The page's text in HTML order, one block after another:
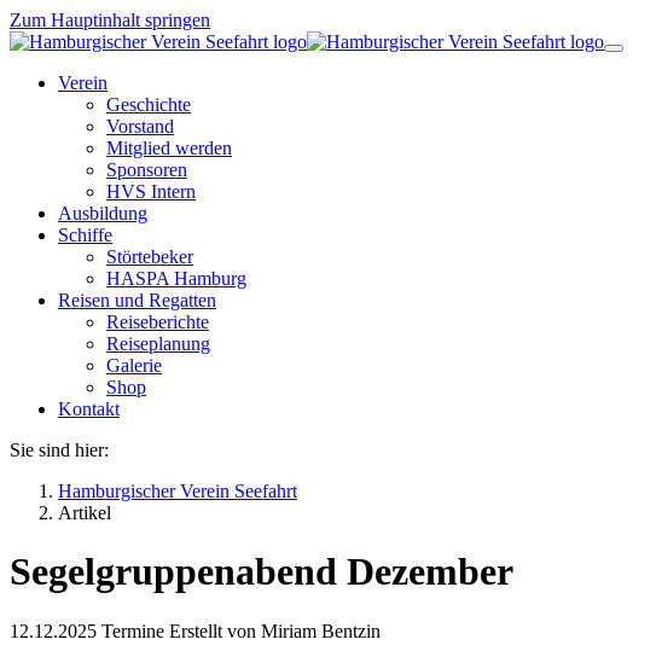
Zum Hauptinhalt springen
Verein
Geschichte
Vorstand
Mitglied werden
Sponsoren
HVS Intern
Ausbildung
Schiffe
Störtebeker
HASPA Hamburg
Reisen und Regatten
Reiseberichte
Reiseplanung
Galerie
Shop
Kontakt
Sie sind hier:
Hamburgischer Verein Seefahrt
Artikel
Segelgruppenabend Dezember
12.12.2025 Termine Erstellt von Miriam Bentzin